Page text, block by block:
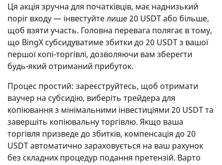
Ця акція зручна для початківців, має наднизький
поріг входу — інвестуйте лише 20 USDT або більше,
щоб взяти участь. Головна перевага полягає в тому,
що BingX субсидуватиме збитки до 20 USDT з вашої
першої копі-торгівлі, дозволяючи вам зберегти
будь-який отриманий прибуток.
Процес простий: зареєструйтесь, щоб отримати
ваучер на субсидію, виберіть трейдера для
копіювання з мінімальними інвестиціями 20 USDT та
завершіть копіювальну торгівлю. Якщо ваша
торгівля призведе до збитків, компенсація до 20
USDT автоматично зараховується на ваш рахунок
без складних процедур подання претензій. Варто